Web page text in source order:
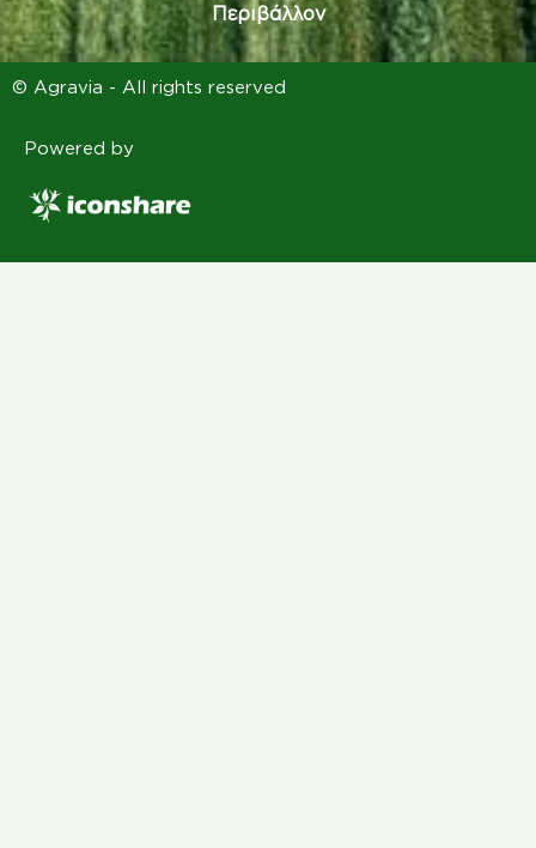
Περιβάλλον
© Agravia - All rights reserved
Powered by